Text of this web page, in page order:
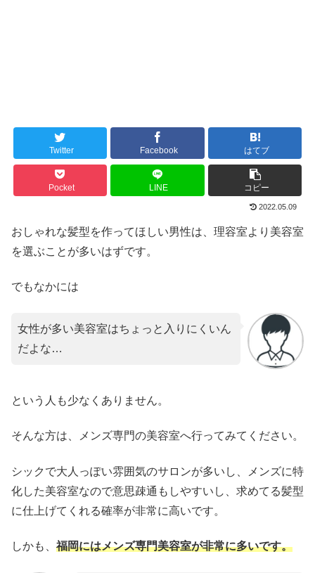
Twitter Facebook はてブ
Pocket LINE コピー
2022.05.09
おしゃれな髪型を作ってほしい男性は、理容室より美容室
を選ぶことが多いはずです。
でもなかには
女性が多い美容室はちょっと入りにくいん
だよな…
という人も少なくありません。
そんな方は、メンズ専門の美容室へ行ってみてください。
シックで大人っぽい雰囲気のサロンが多いし、メンズに特
化した美容室なので意思疎通もしやすいし、求めてる髪型
に仕上げてくれる確率が非常に高いです。
しかも、 福岡にはメンズ専門美容室が非常に多いです。